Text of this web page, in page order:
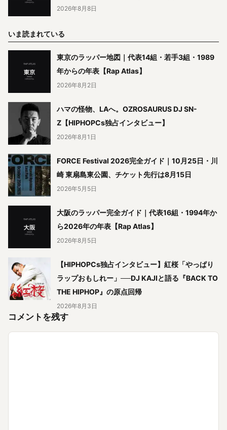
2026年8月8日
いま読まれている
東京のラッパー地図｜代表14組・若手3組・1989
年からの年表【Rap Atlas】
2026年8月2日
ハマの怪物、LAへ。OZROSAURUS DJ SN-
Z【HIPHOPCs独占インタビュー】
2026年8月1日
FORCE Festival 2026完全ガイド｜10月25日・川
崎 東扇島東公園、チケット先行は8月15日
2026年5月5日
大阪のラッパー完全ガイド｜代表16組・1994年か
ら2026年の年表【Rap Atlas】
2026年8月5日
【HIPHOPCs独占インタビュー】紅桜「やっぱり
ラップおもしれー」──DJ KAJIと語る『BACK TO
THE HIPHOP』の原点回帰
2026年8月3日
コメントを残す